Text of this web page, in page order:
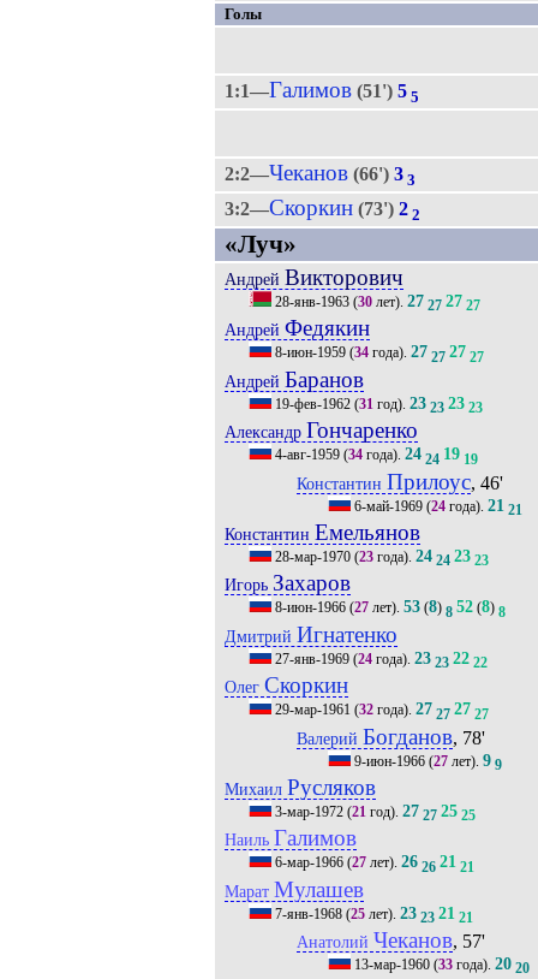
Голы
1:1—Галимов(51') 5 5
2:2—Чеканов(66') 3 3
3:2—Скоркин(73') 2 2
«Луч»
Андрей Викторович
28-янв-1963(30лет). 27 27 27 27
Андрей Федякин
8-июн-1959(34года). 27 27 27 27
Андрей Баранов
19-фев-1962(31 год). 23 23 23 23
Александр Гончаренко
4-авг-1959(34года). 24 24 19 19
Константин Прилоус, 46'
6-май-1969 (24 года).21 21
Константин Емельянов
28-мар-1970(23года). 24 24 23 23
Игорь Захаров
8-июн-1966(27лет). 53(8) 8 52(8) 8
Дмитрий Игнатенко
27-янв-1969(24года). 23 23 22 22
Олег Скоркин
29-мар-1961 (32года). 27 27 27 27
Валерий Богданов, 78'
9-июн-1966 (27 лет).9 9
Михаил Русляков
3-мар-1972(21год). 27 27 25 25
Наиль Галимов
6-мар-1966(27лет). 26 26 21 21
Марат Мулашев
7-янв-1968(25лет). 23 23 21 21
Анатолий Чеканов, 57'
13-мар-1960 (33 года).20 20